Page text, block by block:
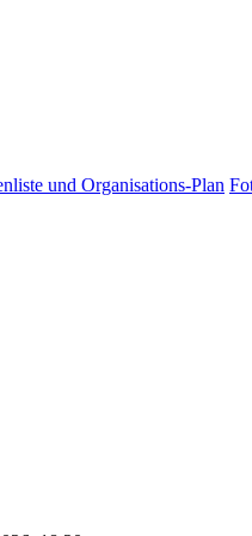
und Organisations-Plan